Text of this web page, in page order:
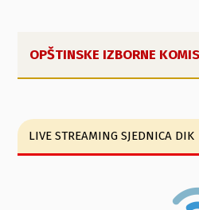
OPŠTINSKE IZBORNE
LIVE STREAMING SJEDNICA DIK